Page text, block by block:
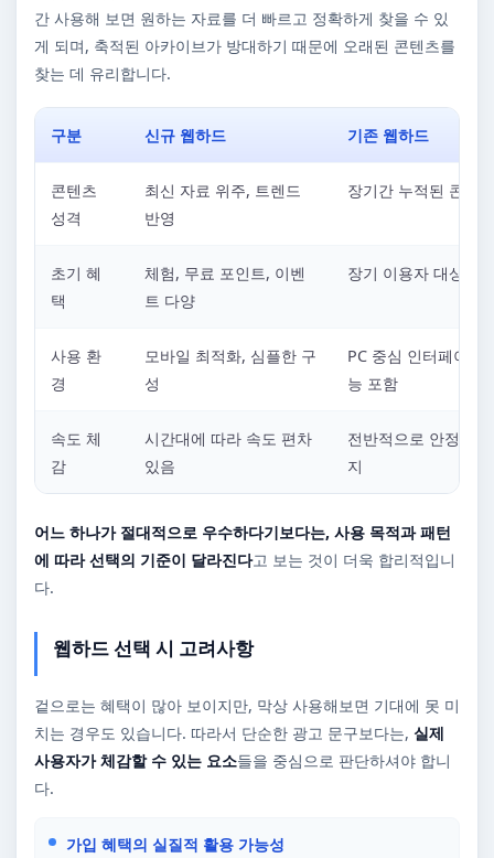
간 사용해 보면 원하는 자료를 더 빠르고 정확하게 찾을 수 있
게 되며, 축적된 아카이브가 방대하기 때문에 오래된 콘텐츠를
찾는 데 유리합니다.
구분 신규 웹하드 기존 웹하드
콘텐츠
성격
최신 자료 위주, 트렌드
반영
장기간 누적된 콘텐
초기 혜
택
체험, 무료 포인트, 이벤
트 다양
장기 이용자 대상 혜
사용 환
경
모바일 최적화, 심플한 구
성
PC 중심 인터페이스,
능 포함
속도 체
감
시간대에 따라 속도 편차
있음
전반적으로 안정적
지
어느 하나가 절대적으로 우수하다기보다는, 사용 목적과 패턴
에 따라 선택의 기준이 달라진다고 보는 것이 더욱 합리적입니
다.
웹하드 선택 시 고려사항
겉으로는 혜택이 많아 보이지만, 막상 사용해보면 기대에 못 미
치는 경우도 있습니다. 따라서 단순한 광고 문구보다는, 실제
사용자가 체감할 수 있는 요소들을 중심으로 판단하셔야 합니
다.
가입 혜택의 실질적 활용 가능성